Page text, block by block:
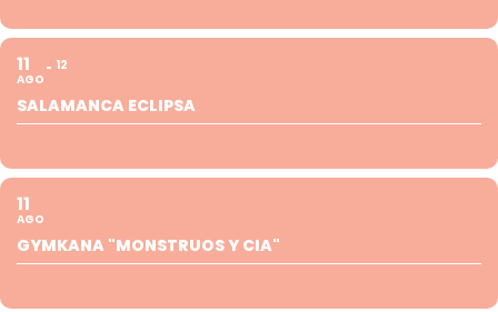
11
AGO
12
SALAMANCA ECLIPSA
11
AGO
GYMKANA "MONSTRUOS Y CIA"